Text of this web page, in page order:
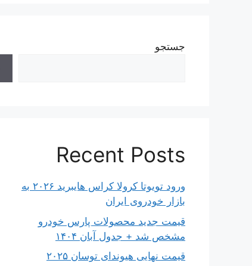
جستجو
Recent Posts
ورود تویوتا کرولا کراس هایبرید ۲۰۲۶ به
بازار خودروی ایران
قیمت جدید محصولات پارس خودرو
مشخص شد + جدول آبان ۱۴۰۴
قیمت نهایی هیوندای توسان ۲۰۲۵